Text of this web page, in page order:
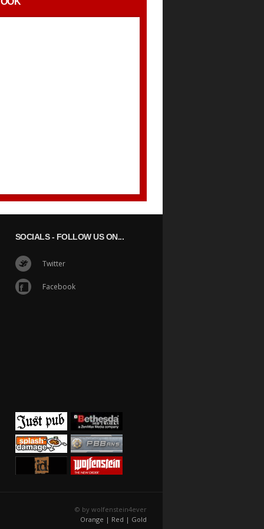
SOCIALS- FOLLOW US ON...
Twitter
Facebook
© by wolfenstein4ever
Orange | Red | Gold